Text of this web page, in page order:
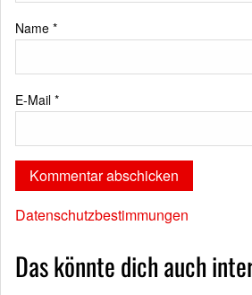
Name *
E-Mail *
Datenschutzbestimmungen
Das könnte dich auch